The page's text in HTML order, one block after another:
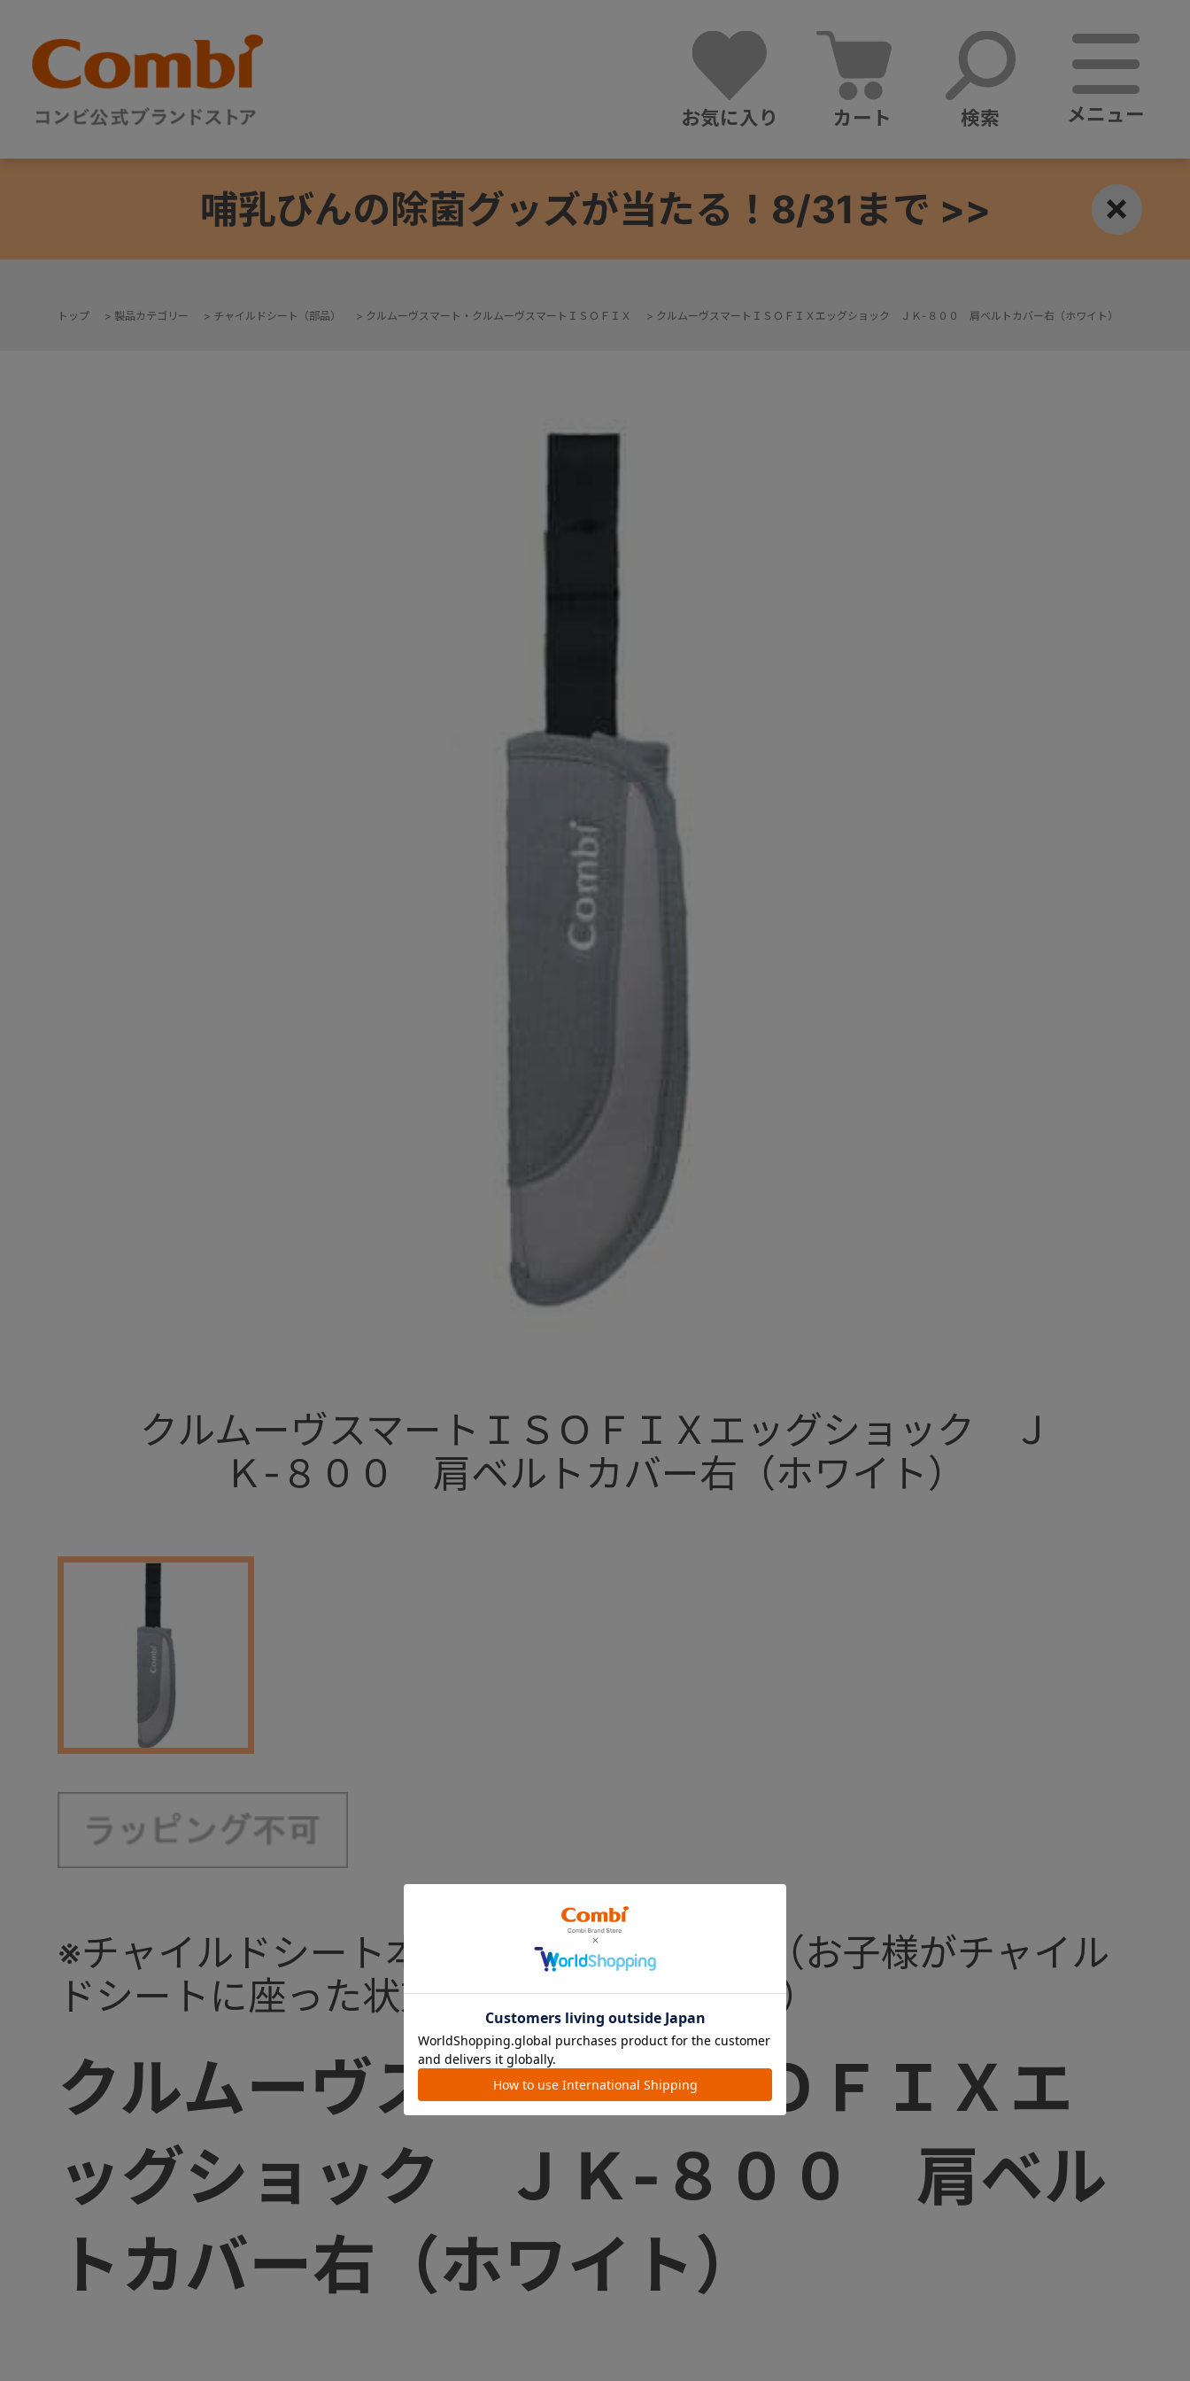
お気に入り カート 検索 メニュー
哺乳びんの除菌グッズが当たる！8/31まで >>
トップ > 製品カテゴリー > チャイルドシート（部品） > クルムーヴスマート・クルムーヴスマートＩＳＯＦＩＸ > クルムーヴスマートＩＳＯＦＩＸエッグショック ＪＫ-８００ 肩ベルトカバー右（ホワイト）
クルムーヴスマートＩＳＯＦＩＸエッグショック Ｊ
Ｋ-８００ 肩ベルトカバー右（ホワイト）
クルムーヴスマートＩＳＯＦＩＸエ
ッグショック ＪＫ-８００ 肩ベル
トカバー右（ホワイト）
※チャイルドシート本体正面から見て右側（お子様がチャイル
ドシートに座った状態で左手側となります）